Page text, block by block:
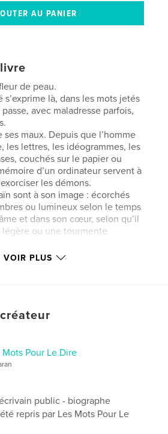
de peau.
s’exprime là, dans les mots jetés
avec maladresse parfois,
ses maux. Depuis que l’homme
les lettres, les idéogrammes, les
couchés sur le papier ou
d’un ordinateur servent à
les démons.
sont à son image : écorchés
ou lumineux selon le temps
et dans son cœur, selon qu’il
ou une tourmente
tantôt éblouissante, la petite
Biographies et mémoires
cm
janv 05, 2013
VOIR PLUS
Mots Pour Le Dire
public - biographe
repris par Les Mots Pour Le